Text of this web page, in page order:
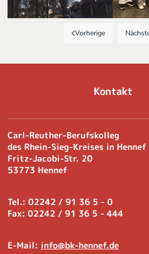
Vorherige
Kontakt
Carl-Reuther-Berufskolleg
des Rhein-Sieg-Kreises in Hennef
Fritz-Jacobi-Str. 20
53773 Hennef
Tel.: 02242 / 91 36 5 - 0
Fax: 02242 / 91 36 5 - 444
E-Mail: info@bk-hennef.de